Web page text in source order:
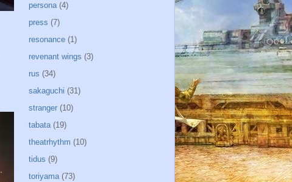
persona (4)
press (7)
resonance (1)
revenant wings (3)
rus (34)
sakaguchi (31)
stranger (10)
tabata (19)
theatrhythm (10)
tidus (9)
toriyama (73)